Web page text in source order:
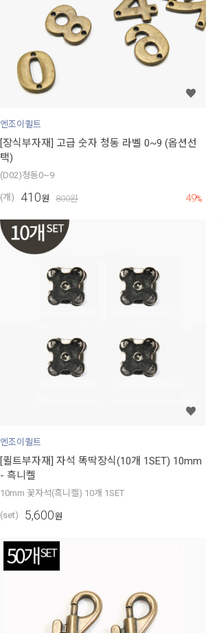
엔조이퀼트
[장식부자재] 고급 숫자 청동 라벨 0~9 (옵션선
택)
(D02)청동0~9
(개) 410원 800원 49%
엔조이퀼트
[퀼트부자재] 자석 똑딱장식(10개 1SET) 10mm
- 흑니켈
10mm 꽃자석(흑니켈) 10개 1SET
(set) 5,600원